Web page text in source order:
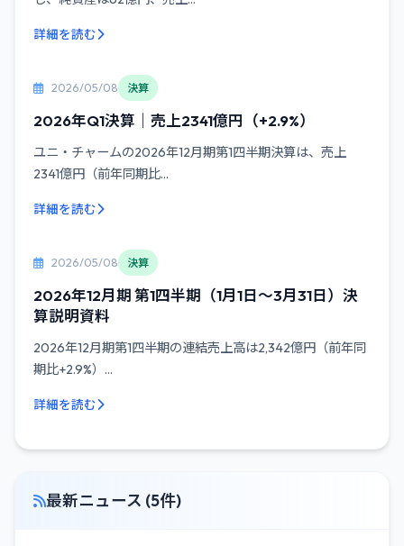
詳細を読む
2026/05/08 決算
2026年Q1決算｜売上2341億円（+2.9%）
ユニ・チャームの2026年12月期第1四半期決算は、売上
2341億円（前年同期比...
詳細を読む
2026/05/08 決算
2026年12月期 第1四半期（1月1日～3月31日）決
算説明資料
2026年12月期第1四半期の連結売上高は2,342億円（前年同
期比+2.9%）...
詳細を読む
最新ニュース (5件)